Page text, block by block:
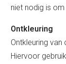
niet nodig is om
Ontkleuring
Ontkleuring van
Hiervoor